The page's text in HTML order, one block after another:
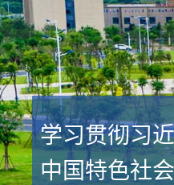
学习贯彻习
中国特色社